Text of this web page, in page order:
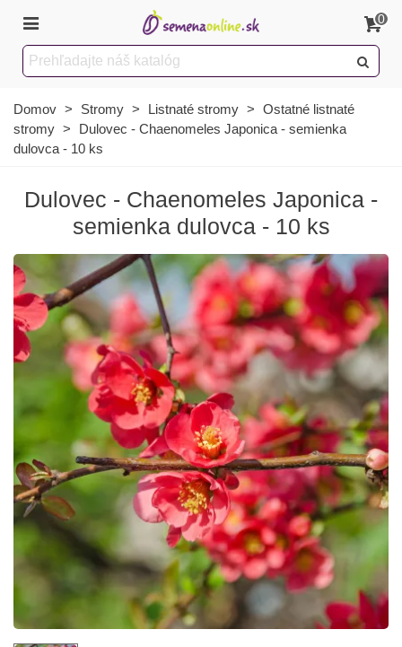
0
Domov > Stromy > Listnaté stromy > Ostatné listnaté
stromy >
Dulovec - Chaenomeles Japonica - semienka
dulovca - 10 ks
Dulovec - Chaenomeles Japonica -
semienka dulovca - 10 ks